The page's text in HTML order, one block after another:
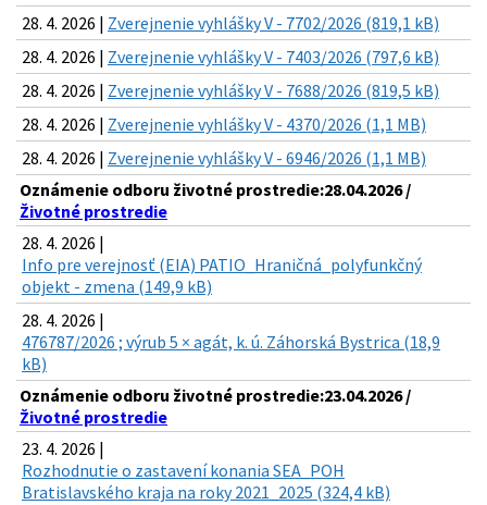
28. 4. 2026 | Zverejnenie vyhlášky V - 7702/2026 (819,1 kB)
28. 4. 2026 | Zverejnenie vyhlášky V - 7403/2026 (797,6 kB)
28. 4. 2026 | Zverejnenie vyhlášky V - 7688/2026 (819,5 kB)
28. 4. 2026 | Zverejnenie vyhlášky V - 4370/2026 (1,1 MB)
28. 4. 2026 | Zverejnenie vyhlášky V - 6946/2026 (1,1 MB)
Oznámenie odboru životné prostredie:28.04.2026 /
Životné prostredie
28. 4. 2026 |
Info pre verejnosť (EIA) PATIO_Hraničná_polyfunkčný
objekt - zmena (149,9 kB)
28. 4. 2026 |
476787/2026 ; výrub 5 × agát, k. ú. Záhorská Bystrica (18,9
kB)
Oznámenie odboru životné prostredie:23.04.2026 /
Životné prostredie
23. 4. 2026 |
Rozhodnutie o zastavení konania SEA_POH
Bratislavského kraja na roky 2021_2025 (324,4 kB)